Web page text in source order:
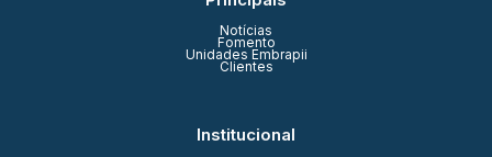
Notícias
Fomento
Unidades Embrapii
Clientes
Institucional